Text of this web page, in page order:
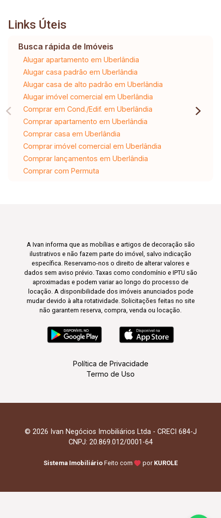
Links Úteis
Busca rápida de Imóveis
Alugar apartamento em Uberlândia
Alugar casa padrão em Uberlândia
Alugar casa de alto padrão em Uberlândia
Alugar imóvel comercial em Uberlândia
Comprar em Cond./Edif. em Uberlândia
Comprar apartamento em Uberlândia
Comprar casa em Uberlândia
Comprar imóvel comercial em Uberlândia
Comprar lançamentos em Uberlândia
Comprar com Permuta
A Ivan informa que as mobílias e artigos de decoração são
ilustrativos e não fazem parte do imóvel, salvo indicação
específica. Reservamo-nos o direito de alterar valores e
dados sem aviso prévio. Taxas como condomínio e IPTU são
aproximadas e podem variar ao longo do processo de
locação. A disponibilidade dos imóveis anunciados pode
mudar devido à alta rotatividade. Solicitações feitas no site
não garantem reserva, compra, venda ou locação.
Política de Privacidade
Termo de Uso
© 2026 Ivan Negócios Imobiliários Ltda - CRECI 684-J
CNPJ: 20.869.012/0001-64
Sistema Imobiliário Feito com por KUROLE